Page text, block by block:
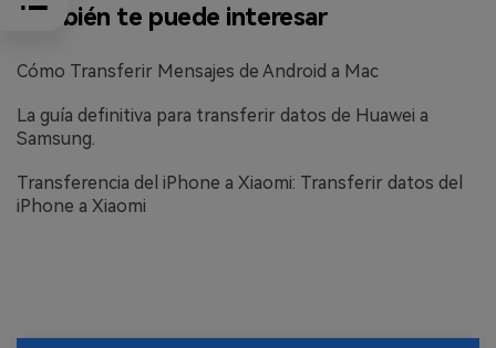
También te puede interesar
Cómo Transferir Mensajes de Android a Mac
La guía definitiva para transferir datos de Huawei a
Samsung.
Transferencia del iPhone a Xiaomi: Transferir datos del
iPhone a Xiaomi